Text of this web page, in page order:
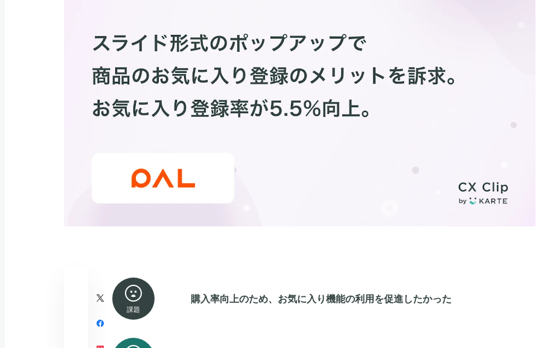
課題
購入率向上のため、お気に入り機能の利用を促進したかった